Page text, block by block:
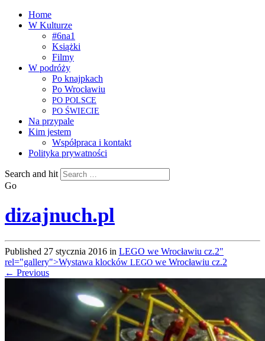
Home
W Kulturze
#6na1
Książki
Filmy
W podróży
Po knajpkach
Po Wrocławiu
PO POLSCE
PO ŚWIECIE
Na przypale
Kim jestem
Współpraca i kontakt
Polityka prywatności
Search and hit
Go
dizajnuch.pl
Published 27 stycznia 2016 in LEGO we Wrocławiu cz.2"
rel="gallery">Wystawa klocków LEGO we Wrocławiu cz.2
← Previous